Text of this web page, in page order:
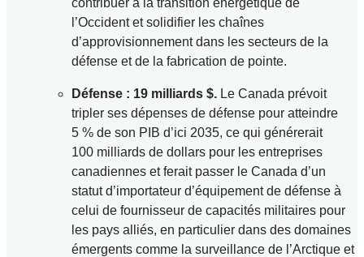
contribuer à la transition énergétique de
l’Occident et solidifier les chaînes
d’approvisionnement dans les secteurs de la
défense et de la fabrication de pointe.
Défense : 19 milliards $. Le Canada prévoit
tripler ses dépenses de défense pour atteindre
5 % de son PIB d’ici 2035, ce qui générerait
100 milliards de dollars pour les entreprises
canadiennes et ferait passer le Canada d’un
statut d’importateur d’équipement de défense à
celui de fournisseur de capacités militaires pour
les pays alliés, en particulier dans des domaines
émergents comme la surveillance de l’Arctique et